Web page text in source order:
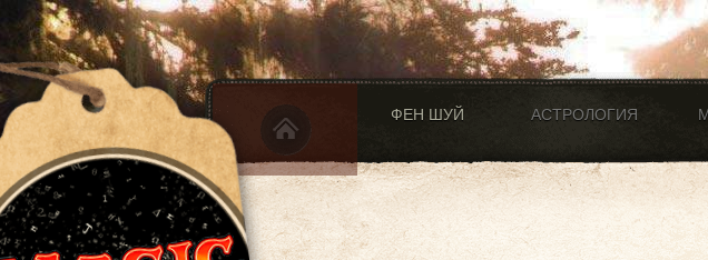
ФЕН ШУЙ АСТРОЛОГИЯ